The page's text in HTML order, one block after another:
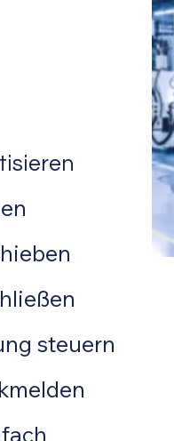
steuern